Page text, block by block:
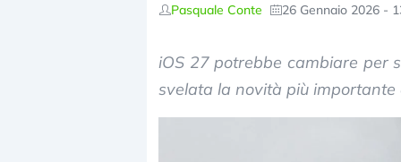
Pasquale Conte 26 Gennaio 2026 -
iOS 27 potrebbe cambiare per
svelata la novità più